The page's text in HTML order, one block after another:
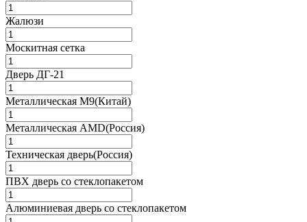
Жалюзи
Москитная сетка
Дверь ДГ-21
Металлическая M9(Китай)
Металлическая AMD(Россия)
Техническая дверь(Россия)
ПВХ дверь со стеклопакетом
Алюминиевая дверь со стеклопакетом